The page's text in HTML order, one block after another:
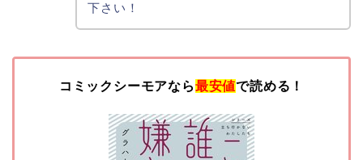
下さい！
コミックシーモアなら最安値で読める！